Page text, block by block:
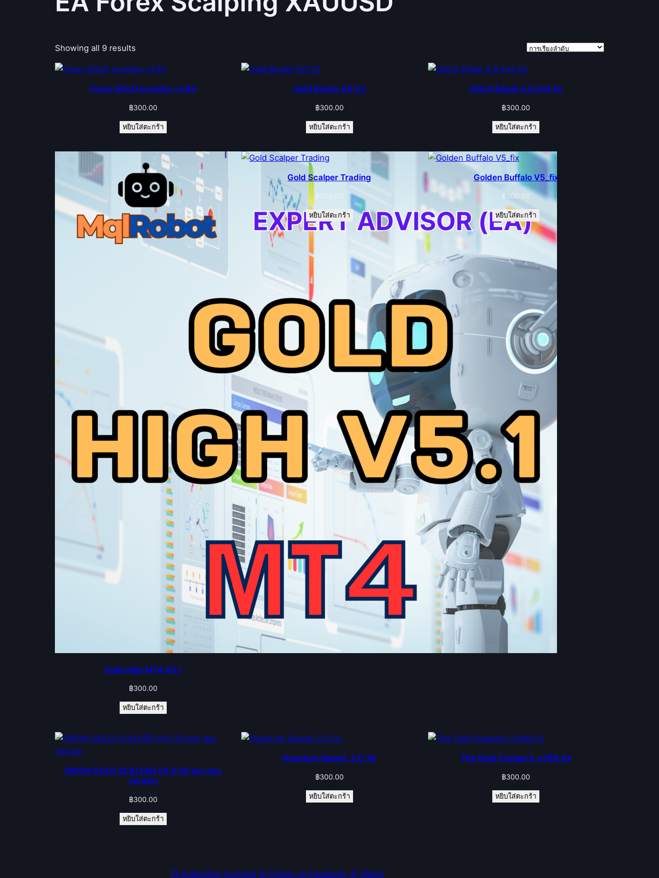
Showing all 9 results
Forex GOLD Investor v1.94
฿300.00
หยิบใส่ตะกร้า
Gold Buster EA V2
฿300.00
หยิบใส่ตะกร้า
GOLD EAgle 4.9 mt4 fix
฿300.00
หยิบใส่ตะกร้า
Gold High MT4 V5.1
฿300.00
หยิบใส่ตะกร้า
Gold Scalper Trading
฿ 300.00
หยิบใส่ตะกร้า
Golden Buffalo V5_fix
฿300.00
หยิบใส่ตะกร้า
ORION GOLD SCALPER V4.0 50 per day
version
฿300.00
หยิบใส่ตะกร้า
Quantum Speed_2.0_fix
฿300.00
หยิบใส่ตะกร้า
The Gold Scalper3_v369_fix
฿300.00
หยิบใส่ตะกร้า
📺 Subscribe YouTube 👍 Follow on Facebook 🎵 Watch